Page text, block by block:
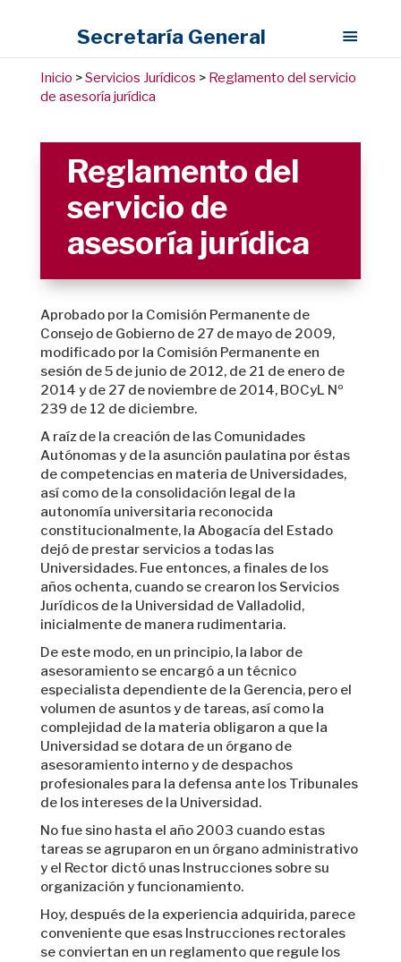
Secretaría General
Inicio >Servicios Jurídicos > Reglamento del servicio
de asesoría jurídica
Reglamento del
servicio de
asesoría jurídica
Aprobado por la Comisión Permanente de
Consejo de Gobierno de 27 de mayo de 2009,
modificado por la Comisión Permanente en
sesión de 5 de junio de 2012, de 21 de enero de
2014 y de 27 de noviembre de 2014, BOCyL Nº
239 de 12 de diciembre.
A raíz de la creación de las Comunidades
Autónomas y de la asunción paulatina por éstas
de competencias en materia de Universidades,
así como de la consolidación legal de la
autonomía universitaria reconocida
constitucionalmente, la Abogacía del Estado
dejó de prestar servicios a todas las
Universidades. Fue entonces, a finales de los
años ochenta, cuando se crearon los Servicios
Jurídicos de la Universidad de Valladolid,
inicialmente de manera rudimentaria.
De este modo, en un principio, la labor de
asesoramiento se encargó a un técnico
especialista dependiente de la Gerencia, pero el
volumen de asuntos y de tareas, así como la
complejidad de la materia obligaron a que la
Universidad se dotara de un órgano de
asesoramiento interno y de despachos
profesionales para la defensa ante los Tribunales
de los intereses de la Universidad.
No fue sino hasta el año 2003 cuando estas
tareas se agruparon en un órgano administrativo
y el Rector dictó unas Instrucciones sobre su
organización y funcionamiento.
Hoy, después de la experiencia adquirida, parece
conveniente que esas Instrucciones rectorales
se conviertan en un reglamento que regule los